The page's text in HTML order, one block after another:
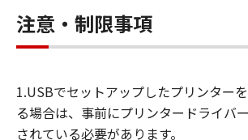
ン株式会社およびキヤノンのラ
は、本ソフトウェアの使用に付
連して生ずる直接的または間
一切の責任を負いません。
ユーザーは、日本国政府また
注意・制限事項
1.USBでセットアップしたプリンター
る場合は、事前にプリンタードライバ
されている必要があります。